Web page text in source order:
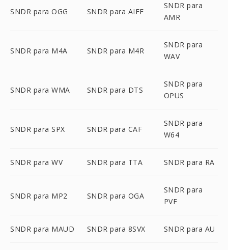
SNDR para OGG SNDR para AIFF
SNDR para
AMR
SNDR para M4A SNDR para M4R
SNDR para
WAV
SNDR para WMA SNDR para DTS
SNDR para
OPUS
SNDR para SPX SNDR para CAF
SNDR para
W64
SNDR para WV SNDR para TTA SNDR para RA
SNDR para MP2 SNDR para OGA
SNDR para
PVF
SNDR para MAUD SNDR para 8SVX SNDR para AU